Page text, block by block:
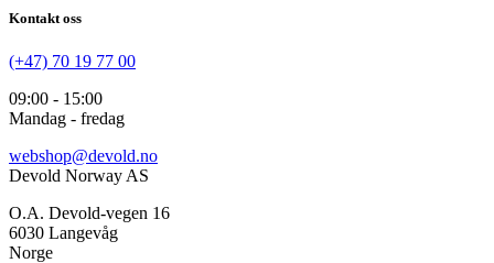
Kontakt oss
(+47) 70 19 77 00
09:00 - 15:00
Mandag - fredag
webshop@devold.no
Devold Norway AS
O.A. Devold-vegen 16
6030 Langevåg
Norge